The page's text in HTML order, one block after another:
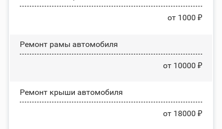
от 1000 ₽
Ремонт рамы автомобиля
от 10000 ₽
Ремонт крыши автомобиля
от 18000 ₽